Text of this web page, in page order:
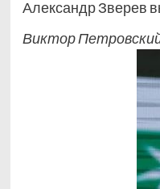
Александр Зверев
Виктор